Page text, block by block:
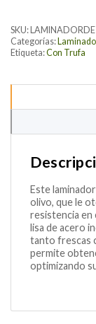
address
to
join
waitlist
product
SKU:
Categorías:
Etiqueta:Con Trufa
Este
olivo, que le
resistencia en
lisa de acero
tanto frescas
permite
optimizando